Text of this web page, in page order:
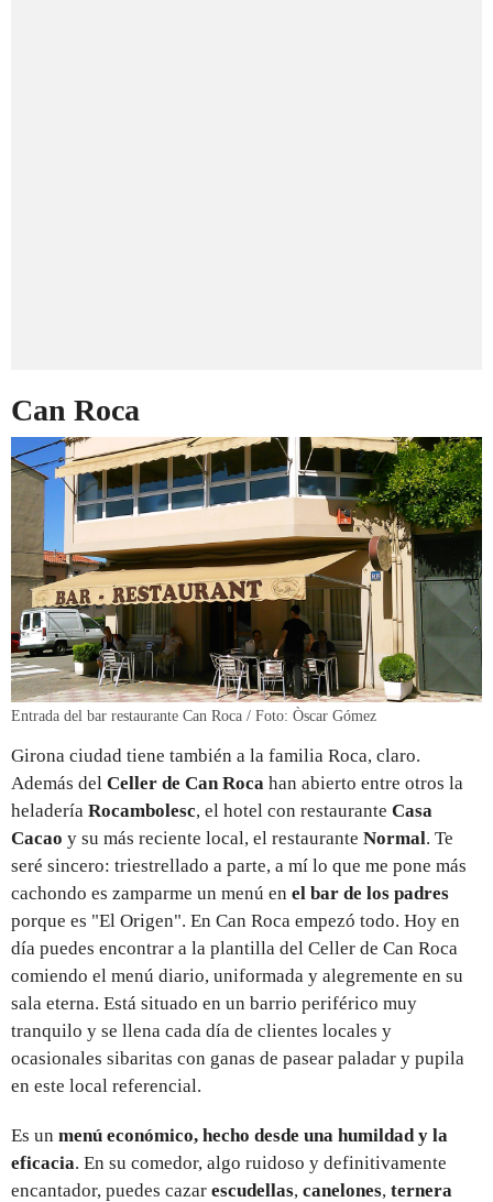
Can Roca
Entrada del bar restaurante Can Roca / Foto: Òscar Gómez
Girona ciudad tiene también a la familia Roca, claro.
Además del Celler de Can Roca han abierto entre otros la
heladería Rocambolesc, el hotel con restaurante Casa
Cacao y su más reciente local, el restaurante Normal. Te
seré sincero: triestrellado a parte, a mí lo que me pone más
cachondo es zamparme un menú en el bar de los padres
porque es "El Origen". En Can Roca empezó todo. Hoy en
día puedes encontrar a la plantilla del Celler de Can Roca
comiendo el menú diario, uniformada y alegremente en su
sala eterna. Está situado en un barrio periférico muy
tranquilo y se llena cada día de clientes locales y
ocasionales sibaritas con ganas de pasear paladar y pupila
en este local referencial.
Es un menú económico, hecho desde una humildad y la
eficacia. En su comedor, algo ruidoso y definitivamente
encantador, puedes cazar escudellas, canelones, ternera